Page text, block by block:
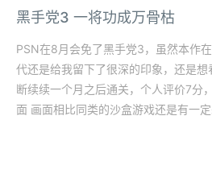
黑手党3 一将功成万骨枯
PSN在8月会免了黑手党3，虽然本作
代还是给我留下了很深的印象，还是
断续续一个月之后通关，个人评价7分
面 画面相比同类的沙盒游戏还是有一